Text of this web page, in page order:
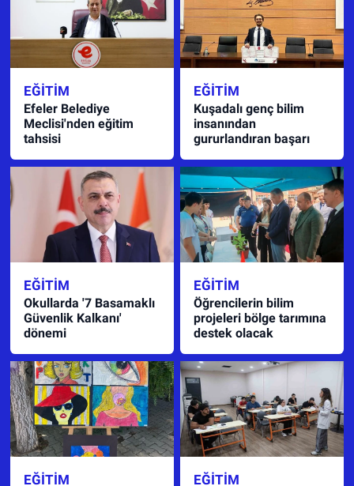
EĞITIM
Efeler Belediye
Meclisi'nden eğitim
tahsisi
EĞITIM
Kuşadalı genç bilim
insanından
gururlandıran başarı
EĞITIM
Okullarda '7 Basamaklı
Güvenlik Kalkanı'
dönemi
EĞITIM
Öğrencilerin bilim
projeleri bölge tarımına
destek olacak
EĞITIM EĞITIM